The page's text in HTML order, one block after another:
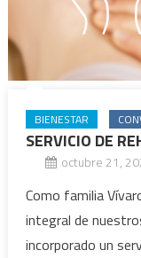
BIENESTAR
SERVICIO DE
octubre 21,
Como familia
integral de
incorporado un